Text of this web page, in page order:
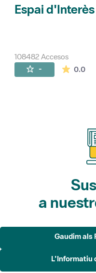
Espai
108482 Accesos
- 0.0La
a
Gaudim
L'Informatiu